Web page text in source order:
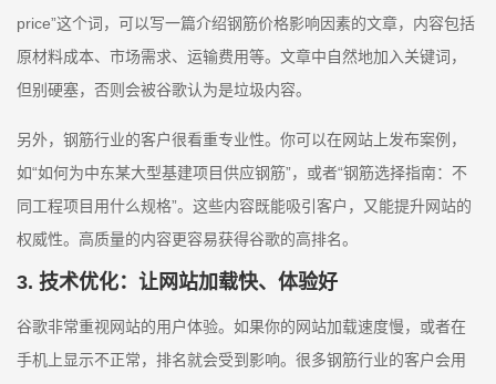
price”这个词，可以写一篇介绍钢筋价格影响因素的文章，内容包括
原材料成本、市场需求、运输费用等。文章中自然地加入关键词，
但别硬塞，否则会被谷歌认为是垃圾内容。
另外，钢筋行业的客户很看重专业性。你可以在网站上发布案例，
如“如何为中东某大型基建项目供应钢筋”，或者“钢筋选择指南：不
同工程项目用什么规格”。这些内容既能吸引客户，又能提升网站的
权威性。高质量的内容更容易获得谷歌的高排名。
3. 技术优化：让网站加载快、体验好
谷歌非常重视网站的用户体验。如果你的网站加载速度慢，或者在
手机上显示不正常，排名就会受到影响。很多钢筋行业的客户会用